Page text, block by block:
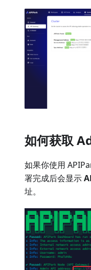
如何获取
如果你使用
署完成后会显示
址。